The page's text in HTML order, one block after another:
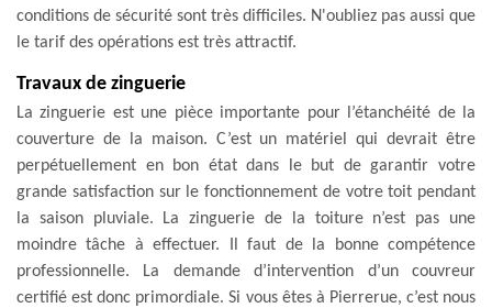
conditions de sécurité sont très difficiles. N'oubliez pas aussi que
le tarif des opérations est très attractif.
Travaux de zinguerie
La zinguerie est une pièce importante pour l’étanchéité de la
couverture de la maison. C’est un matériel qui devrait être
perpétuellement en bon état dans le but de garantir votre
grande satisfaction sur le fonctionnement de votre toit pendant
la saison pluviale. La zinguerie de la toiture n’est pas une
moindre tâche à effectuer. Il faut de la bonne compétence
professionnelle. La demande d’intervention d’un couvreur
certifié est donc primordiale. Si vous êtes à Pierrerue, c’est nous